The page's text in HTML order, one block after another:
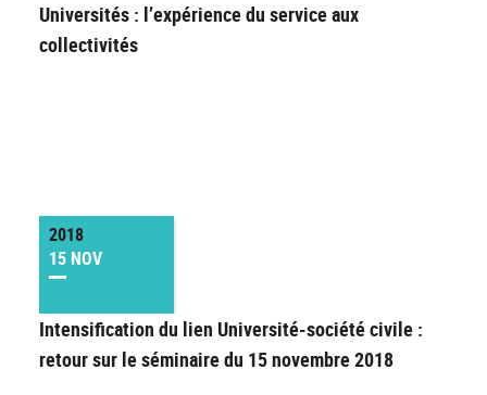
Universités : l’expérience du service aux
collectivités
2018
15 NOV
Intensification du lien Université-société civile :
retour sur le séminaire du 15 novembre 2018